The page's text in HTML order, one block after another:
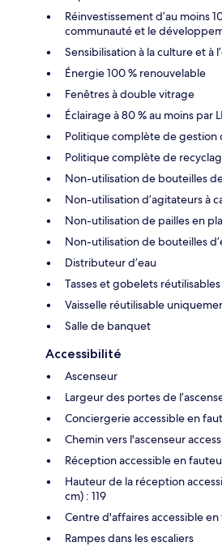
Réinvestissement d’au moins
communauté et le
Sensibilisation à la culture et à
Énergie 100 % renouvelable
Fenêtres à double vitrage
Éclairage à 80 % au moins par
Politique complète de gestion
Politique complète de
Non-utilisation de bouteilles
Non-utilisation d’agitateurs à
Non-utilisation de pailles en
Non-utilisation de bouteilles
Distributeur d’eau
Tasses et gobelets
Vaisselle réutilisable
Salle de banquet
Accessibilité
Ascenseur
Largeur des portes de
Conciergerie accessible en
Chemin vers l'ascenseur
Réception accessible en
Hauteur de la réception
cm) : 119
Centre d'affaires accessible
Rampes dans les escaliers